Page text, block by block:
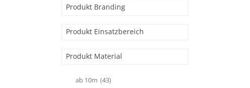
Produkt Branding
Produkt Einsatzbereich
Produkt Material
ab 10m (43)